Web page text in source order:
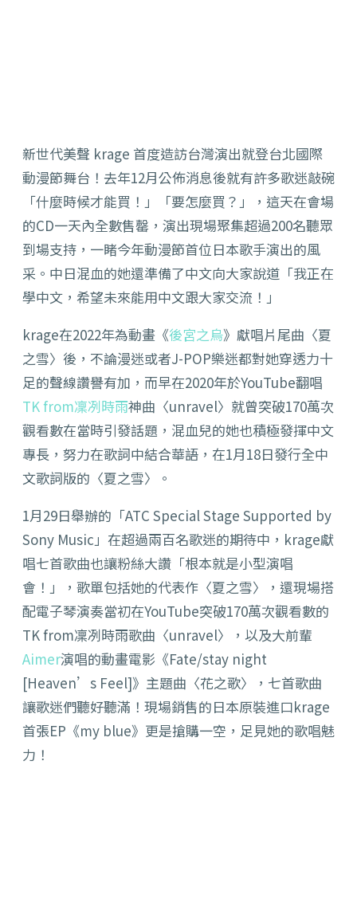
新世代美聲 krage 首度造訪台灣演出就登台北國際
動漫節舞台！去年12月公佈消息後就有許多歌迷敲碗
「什麼時候才能買！」「要怎麼買？」，這天在會場
的CD一天內全數售罄，演出現場聚集超過200名聽眾
到場支持，一睹今年動漫節首位日本歌手演出的風
采。中日混血的她還準備了中文向大家說道「我正在
學中文，希望未來能用中文跟大家交流！」
krage在2022年為動畫《後宮之烏》獻唱片尾曲〈夏
之雪〉後，不論漫迷或者J-POP樂迷都對她穿透力十
足的聲線讚譽有加，而早在2020年於YouTube翻唱
TK from凜冽時雨神曲〈unravel〉就曾突破170萬次
觀看數在當時引發話題，混血兒的她也積極發揮中文
專長，努力在歌詞中結合華語，在1月18日發行全中
文歌詞版的〈夏之雪〉。
1月29日舉辦的「ATC Special Stage Supported by
Sony Music」在超過兩百名歌迷的期待中，krage獻
唱七首歌曲也讓粉絲大讚「根本就是小型演唱
會！」，歌單包括她的代表作〈夏之雪〉，還現場搭
配電子琴演奏當初在YouTube突破170萬次觀看數的
TK from凜冽時雨歌曲〈unravel〉，以及大前輩
Aimer演唱的動畫電影《Fate/stay night
[Heaven’s Feel]》主題曲〈花之歌〉，七首歌曲
讓歌迷們聽好聽滿！現場銷售的日本原裝進口krage
首張EP《my blue》更是搶購一空，足見她的歌唱魅
力！